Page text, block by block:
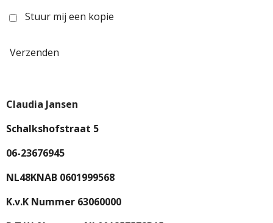
Stuur mij een kopie
Verzenden
Claudia Jansen
Schalkshofstraat 5
06-23676945
NL48KNAB 0601999568
K.v.K Nummer 63060000